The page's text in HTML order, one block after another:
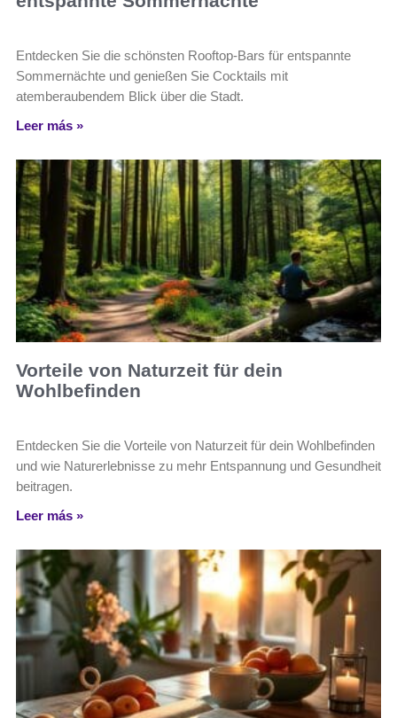
Entdecken Sie die schönsten Rooftop-Bars für entspannte
Sommernächte und genießen Sie Cocktails mit
atemberaubendem Blick über die Stadt.
Leer más »
Vorteile von Naturzeit für dein
Wohlbefinden
Entdecken Sie die Vorteile von Naturzeit für dein Wohlbefinden
und wie Naturerlebnisse zu mehr Entspannung und Gesundheit
beitragen.
Leer más »